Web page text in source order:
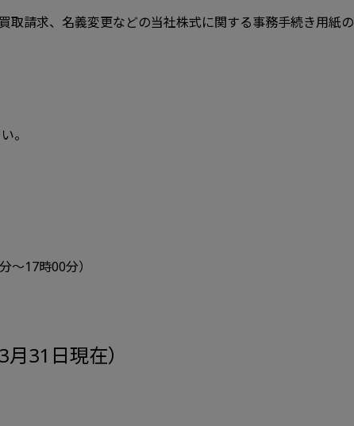
取請求、名義変更などの当社株式に関する事務手続き用紙
。
～17時00分）
31日現在）